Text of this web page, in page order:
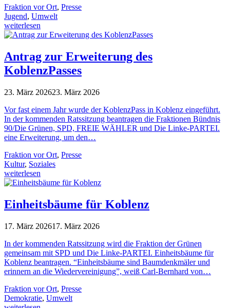
Fraktion vor Ort, Presse
Jugend, Umwelt
weiterlesen
Antrag zur Erweiterung des
KoblenzPasses
23. März 202623. März 2026
Vor fast einem Jahr wurde der KoblenzPass in Koblenz eingeführt.
In der kommenden Ratssitzung beantragen die Fraktionen Bündnis
90/Die Grünen, SPD, FREIE WÄHLER und Die Linke-PARTEI.
eine Erweiterung, um den…
Fraktion vor Ort, Presse
Kultur, Soziales
weiterlesen
Einheitsbäume für Koblenz
17. März 202617. März 2026
In der kommenden Ratssitzung wird die Fraktion der Grünen
gemeinsam mit SPD und Die Linke-PARTEI. Einheitsbäume für
Koblenz beantragen. “Einheitsbäume sind Baumdenkmäler und
erinnern an die Wiedervereinigung”, weiß Carl-Bernhard von…
Fraktion vor Ort, Presse
Demokratie, Umwelt